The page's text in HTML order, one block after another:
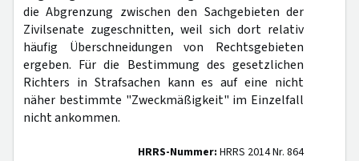
die Abgrenzung zwischen den Sachgebieten der
Zivilsenate zugeschnitten, weil sich dort relativ
häufig Überschneidungen von Rechtsgebieten
ergeben. Für die Bestimmung des gesetzlichen
Richters in Strafsachen kann es auf eine nicht
näher bestimmte "Zweckmäßigkeit" im Einzelfall
nicht ankommen.
HRRS-Nummer: HRRS 2014 Nr. 864